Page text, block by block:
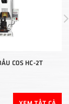
COS HC-2T